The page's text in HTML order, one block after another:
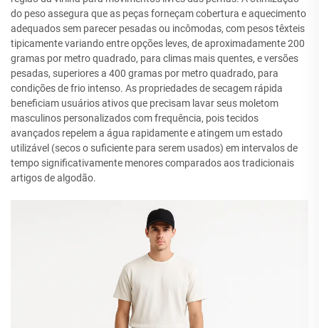
do peso assegura que as peças forneçam cobertura e aquecimento
adequados sem parecer pesadas ou incômodas, com pesos têxteis
tipicamente variando entre opções leves, de aproximadamente 200
gramas por metro quadrado, para climas mais quentes, e versões
pesadas, superiores a 400 gramas por metro quadrado, para
condições de frio intenso. As propriedades de secagem rápida
beneficiam usuários ativos que precisam lavar seus moletom
masculinos personalizados com frequência, pois tecidos
avançados repelem a água rapidamente e atingem um estado
utilizável (secos o suficiente para serem usados) em intervalos de
tempo significativamente menores comparados aos tradicionais
artigos de algodão.